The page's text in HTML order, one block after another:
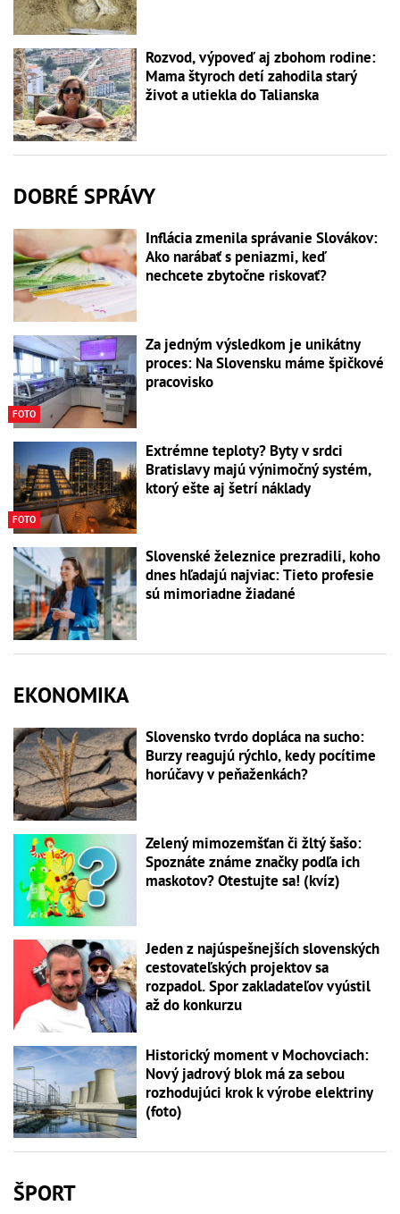
Rozvod, výpoveď aj zbohom rodine:
Mama štyroch detí zahodila starý
život a utiekla do Talianska
DOBRÉ SPRÁVY
Inflácia zmenila správanie Slovákov:
Ako narábať s peniazmi, keď
nechcete zbytočne riskovať?
FOTO
Za jedným výsledkom je unikátny
proces: Na Slovensku máme špičkové
pracovisko
FOTO
Extrémne teploty? Byty v srdci
Bratislavy majú výnimočný systém,
ktorý ešte aj šetrí náklady
Slovenské železnice prezradili, koho
dnes hľadajú najviac: Tieto profesie
sú mimoriadne žiadané
EKONOMIKA
Slovensko tvrdo dopláca na sucho:
Burzy reagujú rýchlo, kedy pocítime
horúčavy v peňaženkách?
Zelený mimozemšťan či žltý šašo:
Spoznáte známe značky podľa ich
maskotov? Otestujte sa! (kvíz)
Jeden z najúspešnejších slovenských
cestovateľských projektov sa
rozpadol. Spor zakladateľov vyústil
až do konkurzu
Historický moment v Mochovciach:
Nový jadrový blok má za sebou
rozhodujúci krok k výrobe elektriny
(foto)
ŠPORT